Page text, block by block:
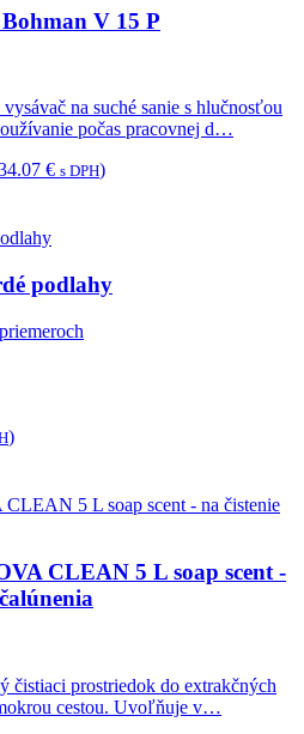
V 15 P
na suché sanie s hlučnosťou
počas pracovnej d…
€ s DPH)
podlahy
)
CLEAN 5 L soap scent -
čistiaci prostriedok do extrakčných
cestou. Uvoľňuje v…